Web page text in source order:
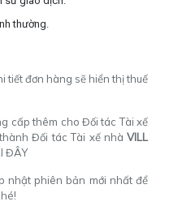
thường.
tiết đơn hàng sẽ hiển thị thuế
cấp thêm cho Đối tác Tài xế
Đối tác Tài xế nhàVILL
ĐÂY
nhật phiên bản mới nhất để